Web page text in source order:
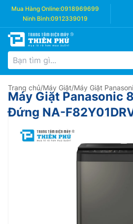
Mua Hàng Online:0918969699
Ninh Bình:0912339019
Trang chủ/Máy Giặt/Máy Giặt
Máy Giặt Panasonic
Đứng NA-